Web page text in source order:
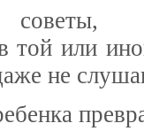
той или
не